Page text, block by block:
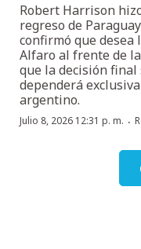
Robert Harrison
regreso de
confirmó que desea
Alfaro al frente de
que la decisión
dependerá
argentino.
Julio 8, 2026 12:31 p. m. ·